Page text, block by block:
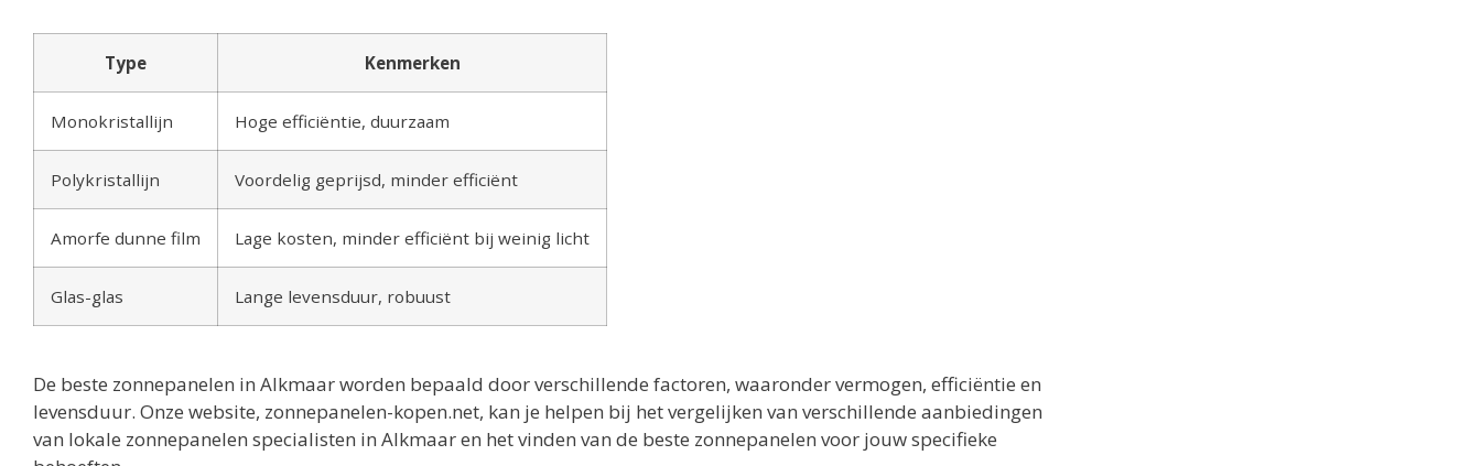
Type Kenmerken
Monokristallijn Hoge efficiëntie, duurzaam
Polykristallijn Voordelig geprijsd, minder efficiënt
Amorfe dunne film Lage kosten, minder efficiënt bij weinig licht
Glas-glas Lange levensduur, robuust
De beste zonnepanelen in Alkmaar worden bepaald door verschillende factoren, waaronder vermogen, efficiëntie en
levensduur. Onze website, zonnepanelen-kopen.net, kan je helpen bij het vergelijken van verschillende aanbiedingen
van lokale zonnepanelen specialisten in Alkmaar en het vinden van de beste zonnepanelen voor jouw specifieke